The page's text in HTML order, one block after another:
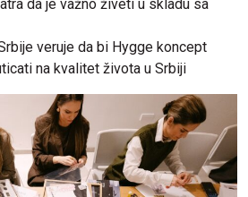
da je važno živeti u skladu sa
veruje da bi Hygge koncept
na kvalitet života u Srbiji